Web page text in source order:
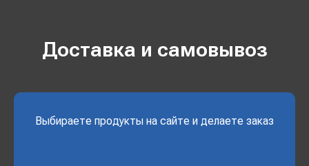
Доставка и самовывоз
Выбираете продукты на сайте и делаете заказ